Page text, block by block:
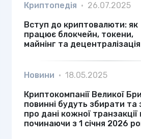
Криптопедія • 26.07.2025
Вступ до криптовалюти: як
працює блокчейн, токени,
майнінг та децентралізація
Новини • 18.05.2025
Криптокомпанії Великої
повинні будуть збирати та
про дані кожної транзакції
починаючи з 1 січня 2026